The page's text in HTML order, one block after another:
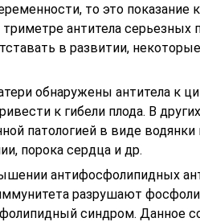
то это
антитела
в развитии,
обнаружены антитела к
к гибели плода. В
патологией в виде водянки
порока сердца и др.
антифосфолипидных
разрушают
синдром. Данное